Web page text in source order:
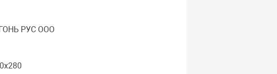
РУС ООО